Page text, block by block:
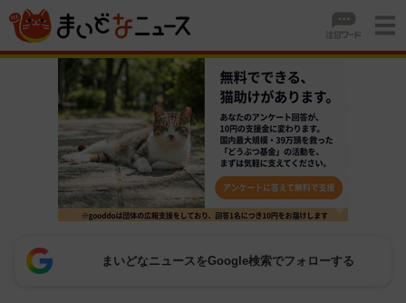
まいどなニュースをGoogle検索でフォローする